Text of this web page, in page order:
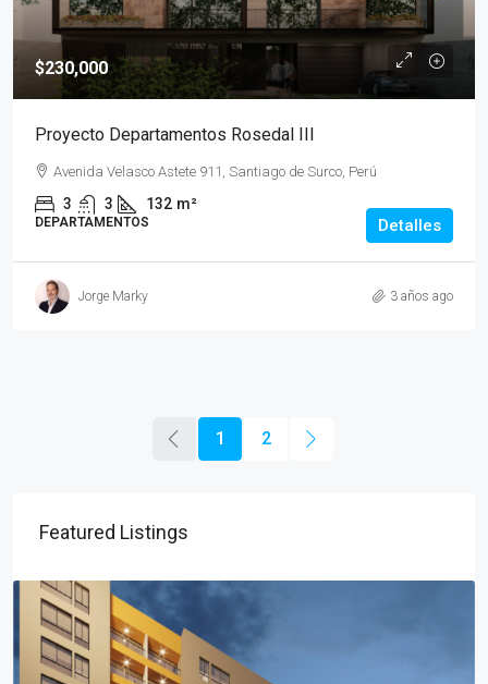
$230,000
Proyecto Departamentos Rosedal III
Avenida Velasco Astete 911, Santiago de Surco, Perú
3 3 132 m²
DEPARTAMENTOS Detalles
Jorge Marky 3 años ago
1 2
Featured Listings